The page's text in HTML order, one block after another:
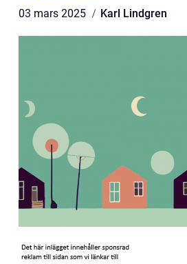
03 mars 2025 Karl Lindgren